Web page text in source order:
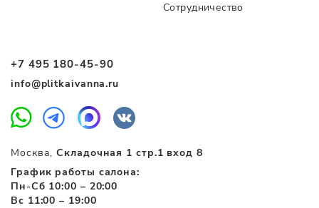
+7 495 180-45-90
info@plitkaivanna.ru
Москва,Складочная 1 стр.1 вход 8
График работы салона:
Пн-Сб 10:00 – 20:00
Вс 11:00 – 19:00
Сотрудничество